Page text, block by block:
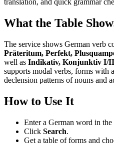
translation, and quick grammar
What the Table
The service shows German verb
Präteritum, Perfekt,
well as Indikativ, Konjunktiv I/II
supports modal verbs, forms with
declension patterns of nouns and
How to Use It
Enter a German word in the
Click Search.
Get a table of forms and